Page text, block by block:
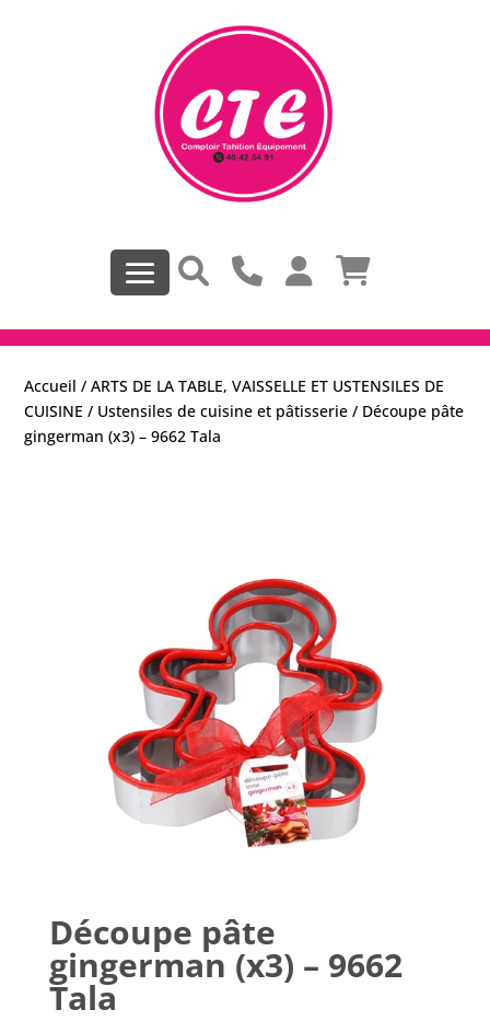
Accueil /ARTS DE LA TABLE, VAISSELLE ET USTENSILES DE
CUISINE / Ustensiles de cuisine et pâtisserie / Découpe pâte
gingerman (x3) – 9662 Tala
Découpe pâte
gingerman (x3) – 9662
Tala